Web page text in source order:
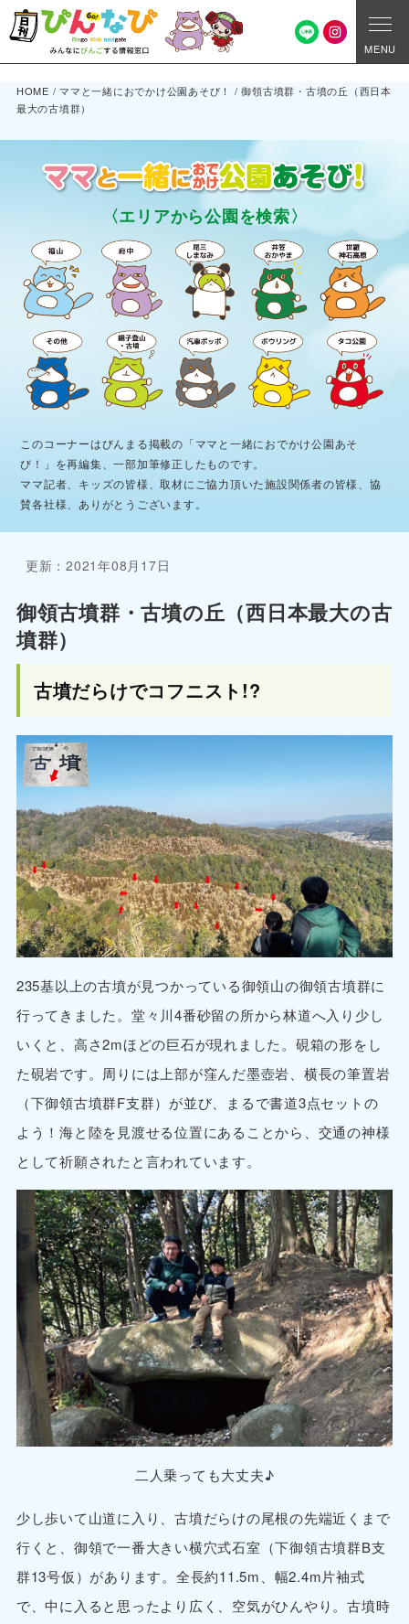
MENU
HOME / ママと一緒におでかけ公園あそび！ /御領古墳群・古墳の丘（西日本
最大の古墳群）
〈エリアから公園を検索〉
このコーナーはびんまる掲載の「ママと一緒におでかけ公園あそ
び！」を再編集、一部加筆修正したものです。
ママ記者、キッズの皆様、取材にご協力頂いた施設関係者の皆様、協
賛各社様、ありがとうございます。
更新：2021年08月17日
御領古墳群・古墳の丘（西日本最大の古
墳群）
古墳だらけでコフニスト!?
235基以上の古墳が見つかっている御領山の御領古墳群に
行ってきました。堂々川4番砂留の所から林道へ入り少し
いくと、高さ2mほどの巨石が現れました。硯箱の形をし
た硯岩です。周りには上部が窪んだ墨壺岩、横長の筆置岩
（下御領古墳群F支群）が並び、まるで書道3点セットの
よう！海と陸を見渡せる位置にあることから、交通の神様
として祈願されたと言われています。
二人乗っても大丈夫♪
少し歩いて山道に入り、古墳だらけの尾根の先端近くまで
行くと、御領で一番大きい横穴式石室（下御領古墳群B支
群13号仮）があります。全長約11.5m、幅2.4m片袖式
で、中に入ると思ったより広く、空気がひんやり。古墳時